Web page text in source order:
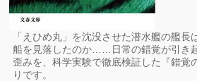
「えひめ丸」を沈没させた潜水艦の艦
船を見落したのか……日常の錯覚が引き
歪みを、科学実験で徹底検証した『錯覚
りです。